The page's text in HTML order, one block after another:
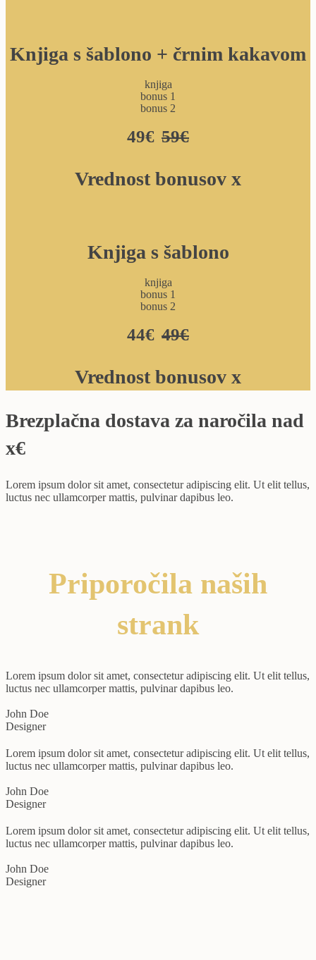
Knjiga s šablono + črnim kakavom
knjiga
bonus 1
bonus 2
49€ 59€
Vrednost bonusov x
Knjiga s šablono
knjiga
bonus 1
bonus 2
44€ 49€
Vrednost bonusov x
Brezplačna dostava za naročila nad
x€
Lorem ipsum dolor sit amet, consectetur adipiscing elit. Ut elit tellus,
luctus nec ullamcorper mattis, pulvinar dapibus leo.
Priporočila naših
strank
Lorem ipsum dolor sit amet, consectetur adipiscing elit. Ut elit tellus,
luctus nec ullamcorper mattis, pulvinar dapibus leo.
John Doe
Designer
Lorem ipsum dolor sit amet, consectetur adipiscing elit. Ut elit tellus,
luctus nec ullamcorper mattis, pulvinar dapibus leo.
John Doe
Designer
Lorem ipsum dolor sit amet, consectetur adipiscing elit. Ut elit tellus,
luctus nec ullamcorper mattis, pulvinar dapibus leo.
John Doe
Designer